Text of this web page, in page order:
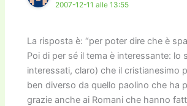
2007-12-11 alle 13:55
La risposta è: “per poter dire che è
Poi di per sé il tema è interessante: lo
interessati, claro) che il cristianesimo
ben diverso da quello paolino che ha
grazie anche ai Romani che hanno